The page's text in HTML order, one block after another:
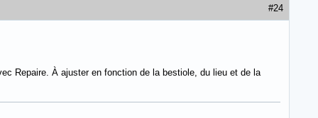
#24
Repaire. À ajuster en fonction de la bestiole, du lieu et de la